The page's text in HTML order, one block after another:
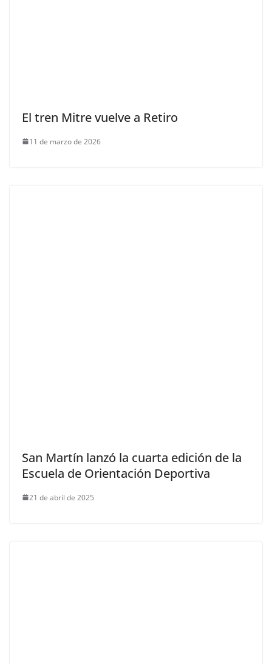
El tren Mitre vuelve a Retiro
11 de marzo de 2026
San Martín lanzó la cuarta edición de la
Escuela de Orientación Deportiva
21 de abril de 2025